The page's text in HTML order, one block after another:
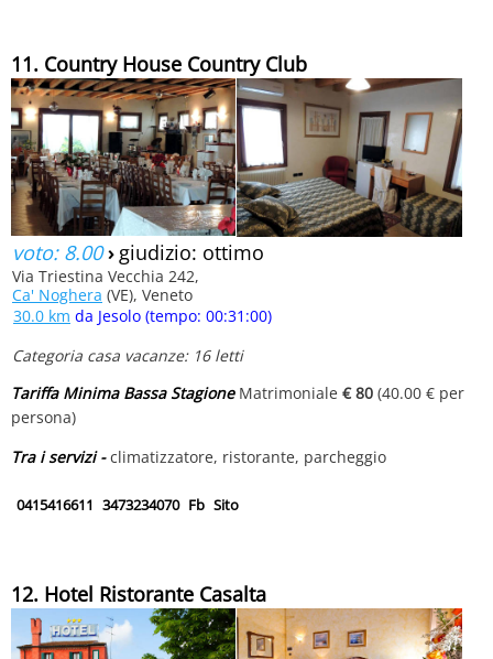
11. Country House Country Club
voto: 8.00› giudizio: ottimo
Via Triestina Vecchia 242,
Ca' Noghera (VE), Veneto
30.0 km da Jesolo (tempo: 00:31:00)
Categoria casa vacanze: 16 letti
Tariffa Minima Bassa StagioneMatrimoniale € 80 (40.00 € per
persona)
Tra i servizi -climatizzatore, ristorante, parcheggio
0415416611 3473234070 Fb Sito
12. Hotel Ristorante Casalta